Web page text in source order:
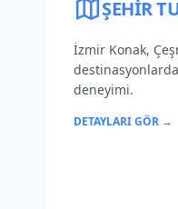
ŞEHIR
İzmir Konak,
deneyimi.
DETAYLARI GÖR →